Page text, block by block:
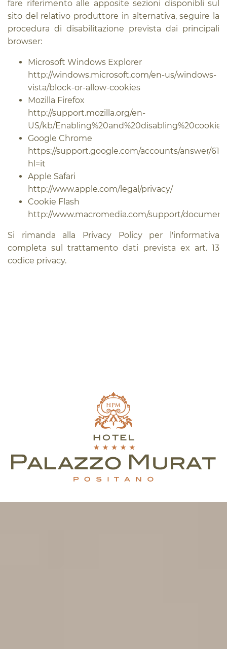
fare riferimento alle apposite sezioni disponibli sul
sito del relativo produttore in alternativa, seguire la
procedura di disabilitazione prevista dai principali
browser:
Microsoft Windows Explorer
http://windows.microsoft.com/en-us/windows-
vista/block-or-allow-cookies
Mozilla Firefox
http://support.mozilla.org/en-
US/kb/Enabling%20and%20disabling%20cookies
Google Chrome
https://support.google.com/accounts/answer/
hl=it
Apple Safari
http://www.apple.com/legal/privacy/
Cookie Flash
http://www.macromedia.com/support/
Si rimanda alla Privacy Policy per l'informativa
completa sul trattamento dati prevista ex art. 13
codice privacy.